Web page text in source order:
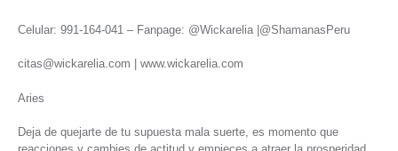
Celular: 991-164-041 – Fanpage: @Wickarelia |@ShamanasPeru
citas@wickarelia.com | www.wickarelia.com
Aries
Deja de quejarte de tu supuesta mala suerte, es momento que